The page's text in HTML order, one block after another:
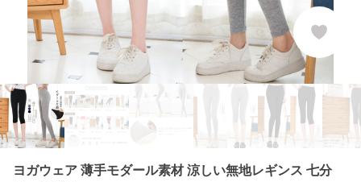
ヨガウェア 薄手モダール素材 涼しい無地レギンス 七分